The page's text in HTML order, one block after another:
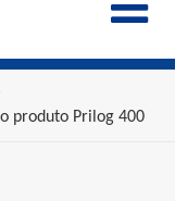
FRANÇAIS
produto Prilog 400